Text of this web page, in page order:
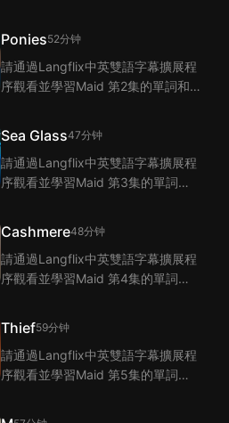
Ponies52分钟
請通過Langflix中英雙語字幕擴展程
序觀看並學習Maid 第2集的單詞和
Sea Glass47分钟
請通過Langflix中英雙語字幕擴展程
序觀看並學習Maid 第3集的單詞和
Cashmere48分钟
請通過Langflix中英雙語字幕擴展程
序觀看並學習Maid 第4集的單詞和
Thief59分钟
請通過Langflix中英雙語字幕擴展程
序觀看並學習Maid 第5集的單詞和